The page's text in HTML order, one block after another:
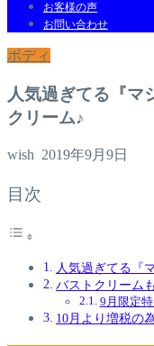
お客様の声
お問い合わせ
ボディ
人気過ぎてる『マ
クリーム♪
wish 2019年9月9日
目次
人気過ぎてる『
バストクリーム
9月限定
10月より増税の